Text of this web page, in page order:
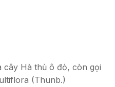
cây Hà thủ ô đỏ, còn gọi
(Thunb.)